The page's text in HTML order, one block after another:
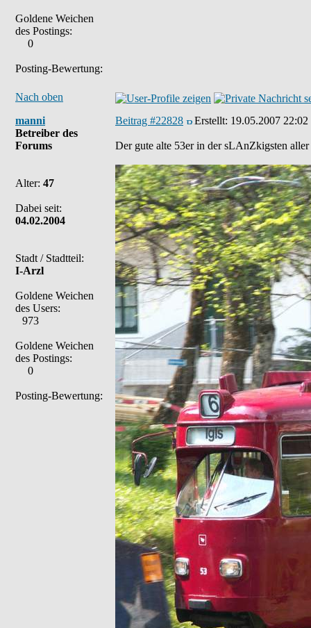
Goldene Weichen
des Postings:
0
Posting-Bewertung:
Nach oben
manni
Betreiber des
Forums
Alter: 47
Dabei seit:
04.02.2004
Stadt / Stadtteil:
I-Arzl
Goldene Weichen
des Users:
973
Goldene Weichen
des Postings:
0
Posting-Bewertung:
Beitrag #22828 Erstellt: 19.05.2007 22:02
Der gute alte 53er in der sLAnZkigsten